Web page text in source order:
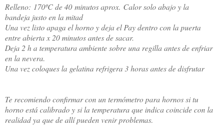
Relleno: 170ºC de 40 minutos aprox. Calor solo abajo y la
bandeja justo en la mitad
Una vez listo apaga el horno y deja el Pay dentro con la puerta
entre abierta x 20 minutos antes de sacar.
Deja 2 h a temperatura ambiente sobre una regilla antes de enfriar
en la nevera.
Una vez coloques la gelatina refrigera 3 horas antes de disfrutar
Te recomiendo confirmar con un termómetro para hornos si tu
horno está calibrado y si la temperatura que indica coincide con la
realidad ya que de allí pueden venir problemas.